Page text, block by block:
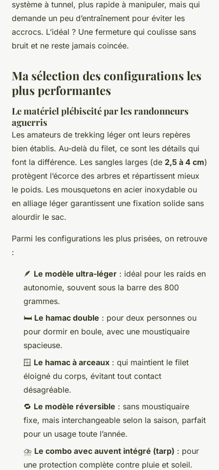
système à tunnel, plus rapide à manipuler, mais qui
demande un peu d’entraînement pour éviter les
accrocs. L’idéal ? Une fermeture qui coulisse sans
bruit et ne reste jamais coincée.
Ma sélection des configurations les
plus performantes
Le matériel plébiscité par les randonneurs
aguerris
Les amateurs de trekking léger ont leurs repères
bien établis. Au-delà du filet, ce sont les détails qui
font la différence. Les sangles larges (de 2,5 à 4 cm)
protègent l’écorce des arbres et répartissent mieux
le poids. Les mousquetons en acier inoxydable ou
en alliage léger garantissent une fixation solide sans
alourdir le sac.
Parmi les configurations les plus prisées, on retrouve
:
🪶 Le modèle ultra-léger : idéal pour les raids en
autonomie, souvent sous la barre des 800
grammes.
🛏️ Le hamac double : pour deux personnes ou
pour dormir en boule, avec une moustiquaire
spacieuse.
🪟 Le hamac à arceaux : qui maintient le filet
éloigné du corps, évitant tout contact
désagréable.
🔁 Le modèle réversible : sans moustiquaire
fixe, mais interchangeable selon la saison, parfait
pour un usage toute l’année.
⛈️ Le combo avec auvent intégré (tarp) : pour
une protection complète contre pluie et soleil.